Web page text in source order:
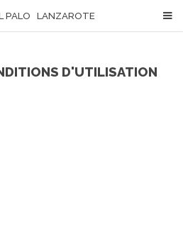
PALO LANZAROTE
D'UTILISATION